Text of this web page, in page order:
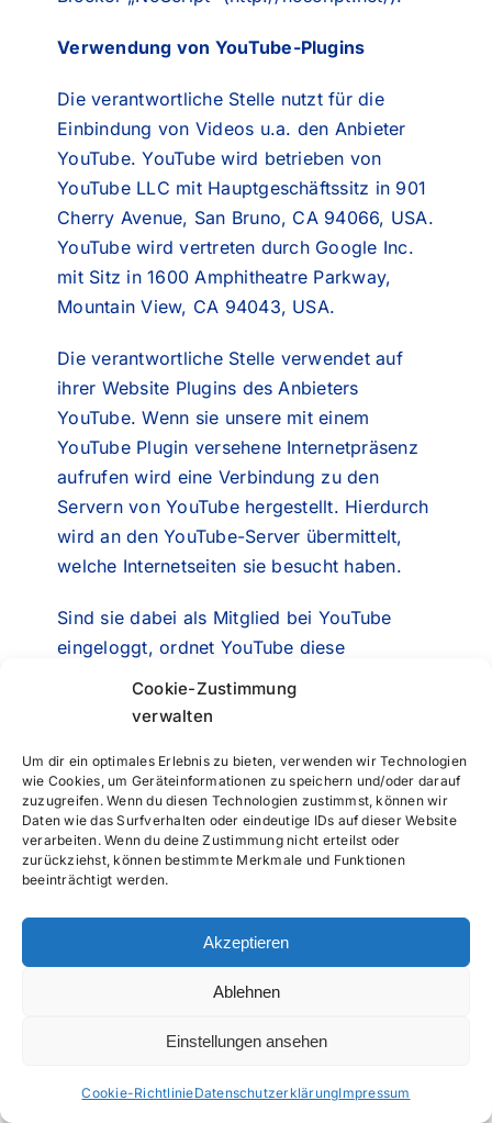
Cookie-Zustimmung
verwalten
Um dir ein optimales Erlebnis zu bieten, verwenden wir Technologien
wie Cookies, um Geräteinformationen zu speichern und/oder darauf
zuzugreifen. Wenn du diesen Technologien zustimmst, können wir
Daten wie das Surfverhalten oder eindeutige IDs auf dieser Website
verarbeiten. Wenn du deine Zustimmung nicht erteilst oder
zurückziehst, können bestimmte Merkmale und Funktionen
beeinträchtigt werden.
Akzeptieren
Ablehnen
Einstellungen ansehen
Cookie-RichtlinieDatenschutzerklärungImpressum
Verwendung von YouTube-Plugins
Die verantwortliche Stelle nutzt für die
Einbindung von Videos u.a. den Anbieter
YouTube. YouTube wird betrieben von
YouTube LLC mit Hauptgeschäftssitz in 901
Cherry Avenue, San Bruno, CA 94066, USA.
YouTube wird vertreten durch Google Inc.
mit Sitz in 1600 Amphitheatre Parkway,
Mountain View, CA 94043, USA.
Die verantwortliche Stelle verwendet auf
ihrer Website Plugins des Anbieters
YouTube. Wenn sie unsere mit einem
YouTube Plugin versehene Internetpräsenz
aufrufen wird eine Verbindung zu den
Servern von YouTube hergestellt. Hierdurch
wird an den YouTube-Server übermittelt,
welche Internetseiten sie besucht haben.
Sind sie dabei als Mitglied bei YouTube
eingeloggt, ordnet YouTube diese
Information ihrem persönlichen
Benutzerkonto zu. Bei Nutzung des Plugins
Videos wird diese Information ebenfalls
ihrem Benutzerkonto zugeordnet.
Sie können diese Zuordnung verhindern,
indem sie sich vor der Nutzung unserer
Benutzerkonto sowie anderen
Benutzerkonten der Firmen YouTube LLC
und Google Inc. abmelden und die
Weitere Informationen zur